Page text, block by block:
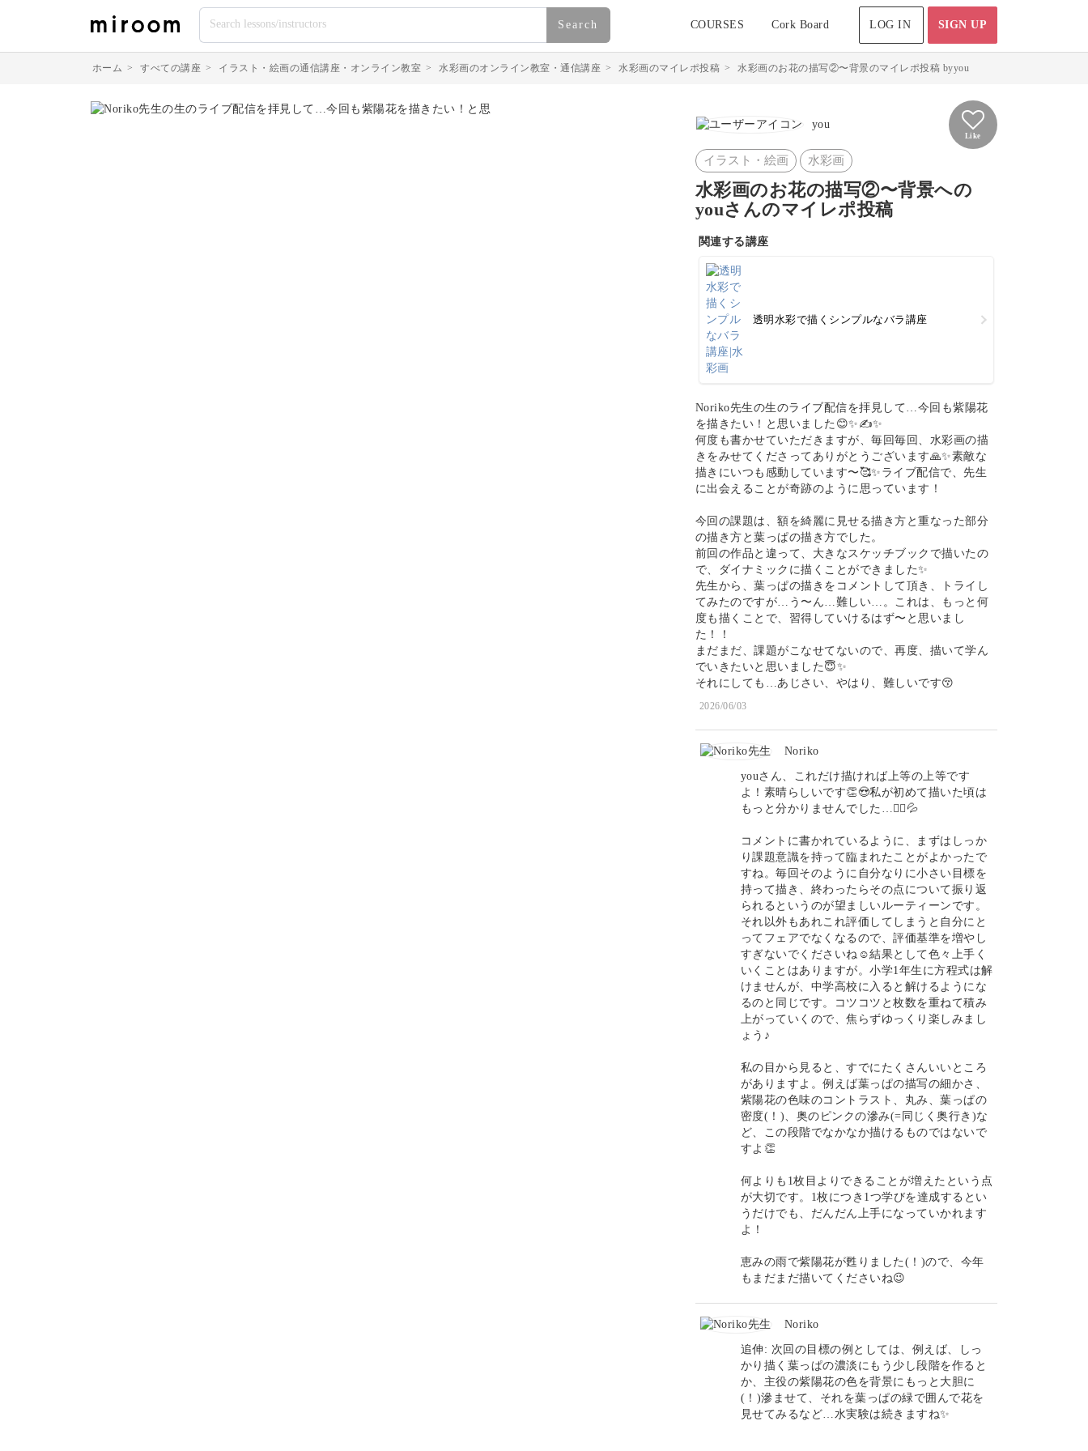
Search COURSES Cork Board LOG IN SIGN UP
ホーム > すべての講座 > イラスト・絵画の通信講座・オンライン教室 > 水彩画のオンライン教室・通信講座 > 水彩画のマイレポ投稿 > 水彩画のお花の描写②〜背景のマイレポ投稿 byyou
you
Like
イラスト・絵画 水彩画
水彩画のお花の描写②〜背景への
youさんのマイレポ投稿
関連する講座
透明水彩で描くシンプルなバラ講座
Noriko先生の生のライブ配信を拝見して…今回も紫陽花
を描きたい！と思いました😊✨✍️✨
何度も書かせていただきますが、毎回毎回、水彩画の描
きをみせてくださってありがとうございます🙏✨素敵な
描きにいつも感動しています〜🥰✨ライブ配信で、先生
に出会えることが奇跡のように思っています！
今回の課題は、額を綺麗に見せる描き方と重なった部分
の描き方と葉っぱの描き方でした。
前回の作品と違って、大きなスケッチブックで描いたの
で、ダイナミックに描くことができました✨
先生から、葉っぱの描きをコメントして頂き、トライし
てみたのですが…う〜ん…難しい…。これは、もっと何
度も描くことで、習得していけるはず〜と思いまし
た！！
まだまだ、課題がこなせてないので、再度、描いて学ん
でいきたいと思いました😇✨
それにしても…あじさい、やはり、難しいです😚
2026/06/03
Noriko
youさん、これだけ描ければ上等の上等です
よ！素晴らしいです👏😍私が初めて描いた頃は
もっと分かりませんでした…🤷‍♀️💦
コメントに書かれているように、まずはしっか
り課題意識を持って臨まれたことがよかったで
すね。毎回そのように自分なりに小さい目標を
持って描き、終わったらその点について振り返
られるというのが望ましいルーティーンです。
それ以外もあれこれ評価してしまうと自分にと
ってフェアでなくなるので、評価基準を増やし
すぎないでくださいね☺️結果として色々上手く
いくことはありますが。小学1年生に方程式は解
けませんが、中学高校に入ると解けるようにな
るのと同じです。コツコツと枚数を重ねて積み
上がっていくので、焦らずゆっくり楽しみまし
ょう♪
私の目から見ると、すでにたくさんいいところ
がありますよ。例えば葉っぱの描写の細かさ、
紫陽花の色味のコントラスト、丸み、葉っぱの
密度(！)、奥のピンクの滲み(=同じく奥行き)な
ど、この段階でなかなか描けるものではないで
すよ👏
何よりも1枚目よりできることが増えたという点
が大切です。1枚につき1つ学びを達成するとい
うだけでも、だんだん上手になっていかれます
よ！
恵みの雨で紫陽花が甦りました(！)ので、今年
もまだまだ描いてくださいね😉
Noriko
追伸: 次回の目標の例としては、例えば、しっ
かり描く葉っぱの濃淡にもう少し段階を作ると
か、主役の紫陽花の色を背景にもっと大胆に
(！)滲ませて、それを葉っぱの緑で囲んで花を
見せてみるなど…水実験は続きますね✨